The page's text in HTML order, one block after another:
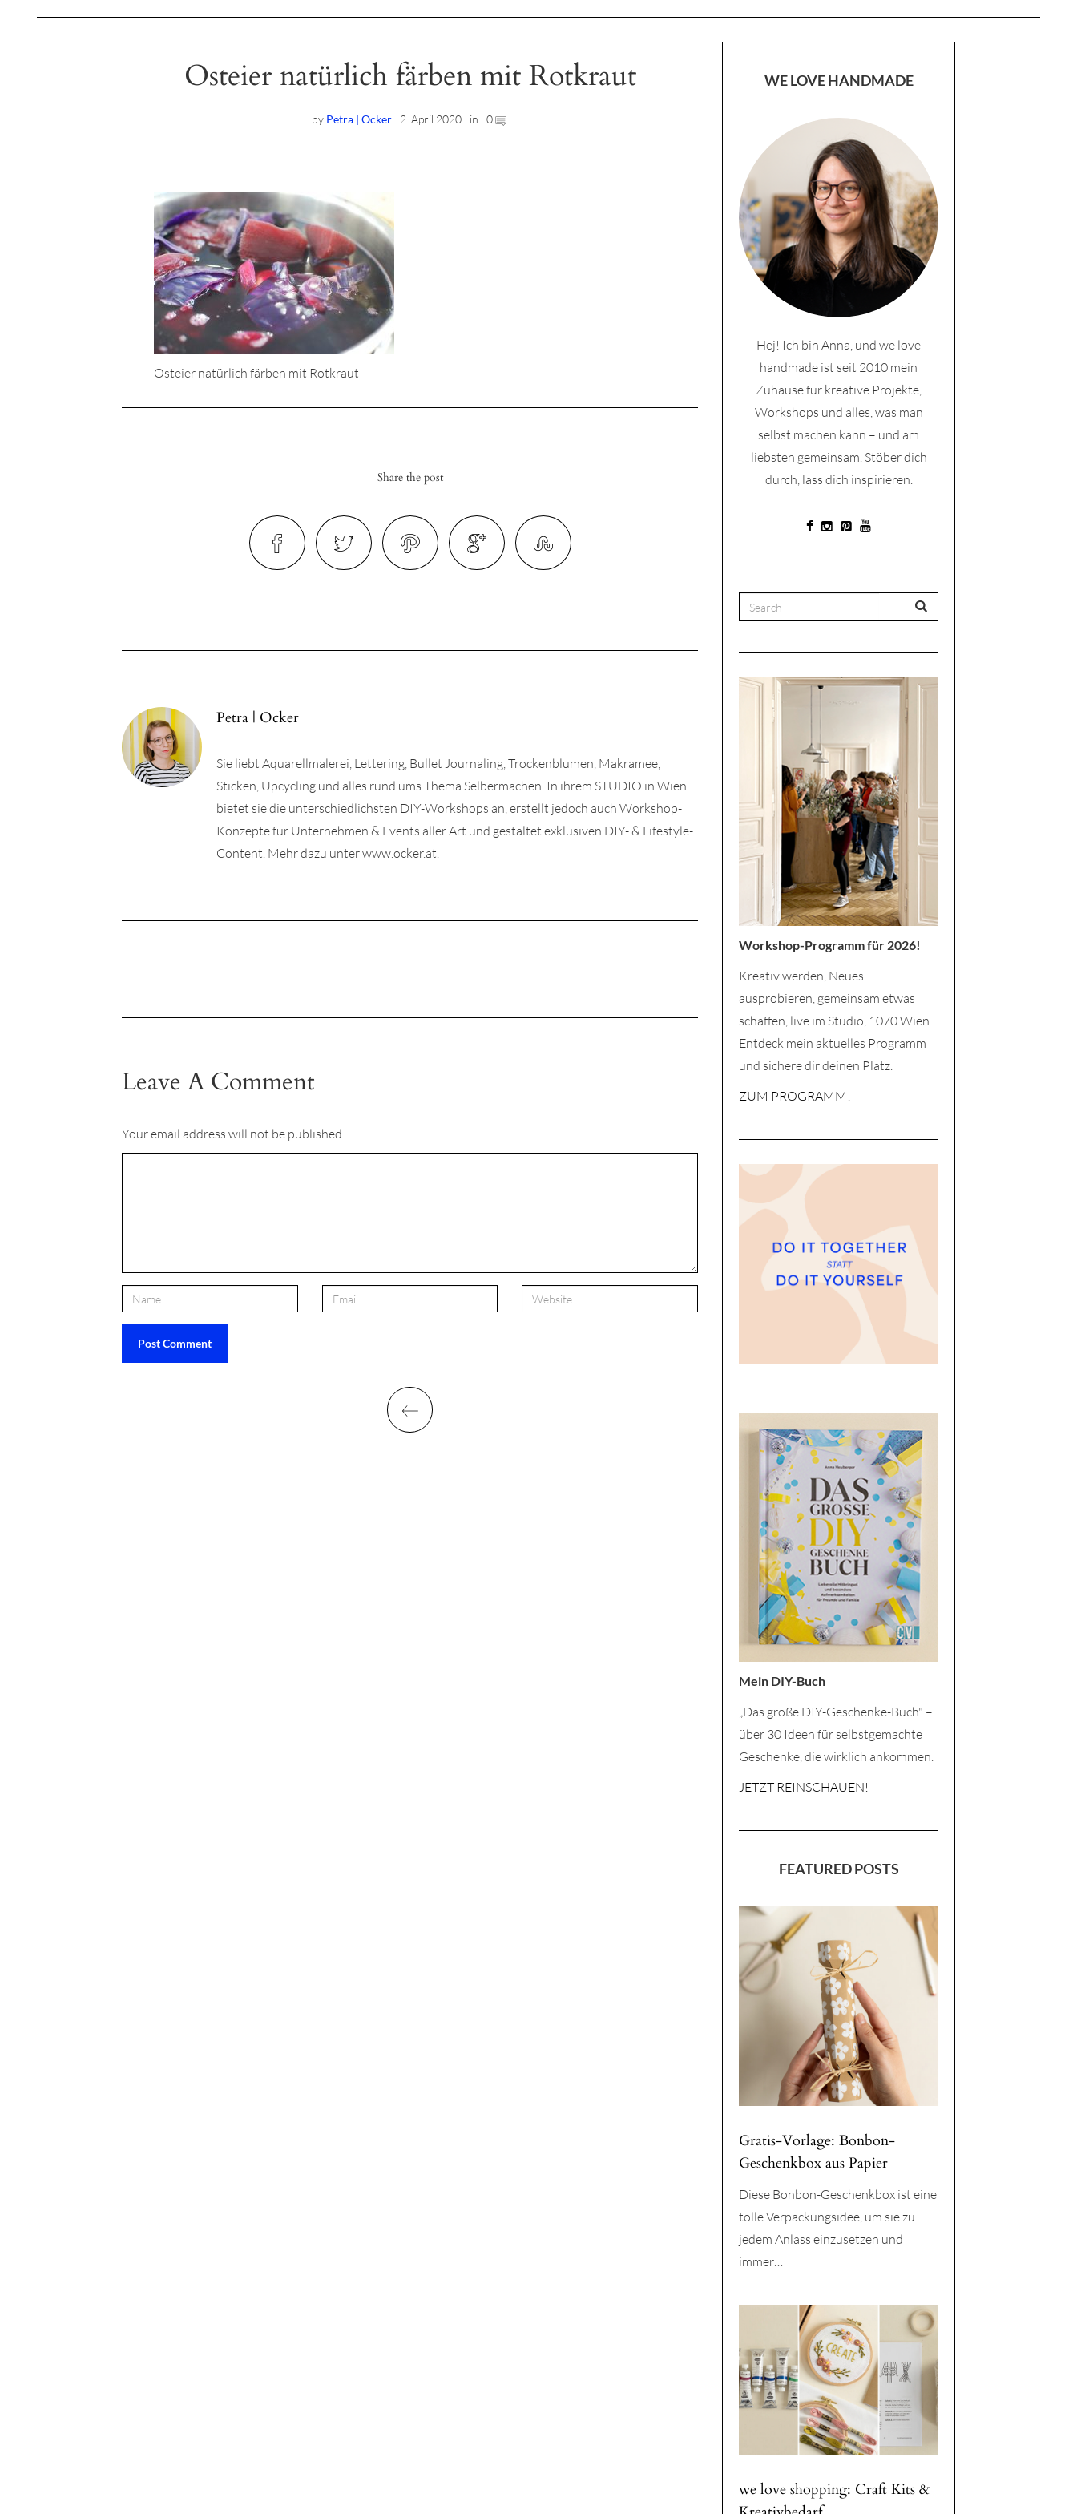
Osteier natürlich färben mit Rotkraut
by Petra | Ocker 2. April 2020 in 0
Osteier natürlich färben mit Rotkraut
Share the post
Petra | Ocker
Sie liebt Aquarellmalerei, Lettering, Bullet Journaling, Trockenblumen, Makramee,
Sticken, Upcycling und alles rund ums Thema Selbermachen. In ihrem STUDIO in Wien
bietet sie die unterschiedlichsten DIY-Workshops an, erstellt jedoch auch Workshop-
Konzepte für Unternehmen & Events aller Art und gestaltet exklusiven DIY- & Lifestyle-
Content. Mehr dazu unter www.ocker.at.
Leave A Comment
Your email address will not be published.
WE LOVE HANDMADE
Hej! Ich bin Anna, und we love
handmade ist seit 2010 mein
Zuhause für kreative Projekte,
Workshops und alles, was man
selbst machen kann – und am
liebsten gemeinsam. Stöber dich
durch, lass dich inspirieren.
Workshop-Programm für 2026!
Kreativ werden, Neues
ausprobieren, gemeinsam etwas
schaffen, live im Studio, 1070 Wien.
Entdeck mein aktuelles Programm
und sichere dir deinen Platz.
ZUM PROGRAMM!
Mein DIY-Buch
„Das große DIY-Geschenke-Buch" –
über 30 Ideen für selbstgemachte
Geschenke, die wirklich ankommen.
JETZT REINSCHAUEN!
FEATURED POSTS
Gratis-Vorlage: Bonbon-
Geschenkbox aus Papier
Diese Bonbon-Geschenkbox ist eine
tolle Verpackungsidee, um sie zu
jedem Anlass einzusetzen und
immer…
we love shopping: Craft Kits &